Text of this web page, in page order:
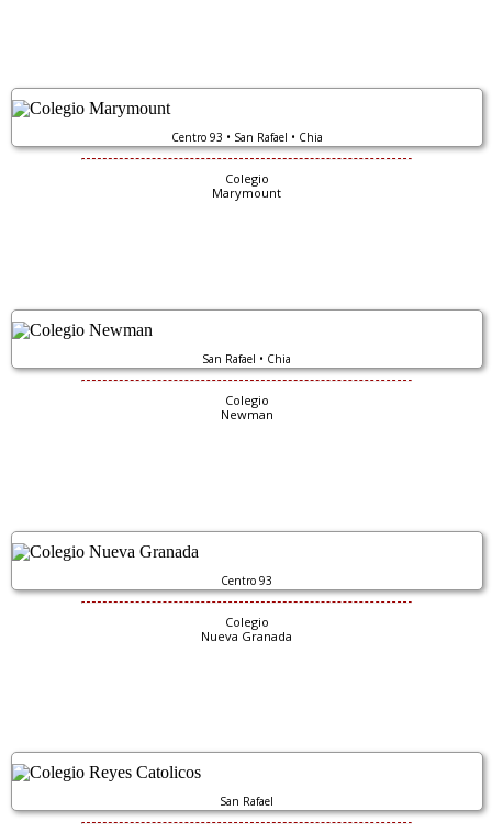
Centro 93 • San Rafael • Chia
Colegio
Marymount
San Rafael • Chia
Colegio
Newman
Centro 93
Colegio
Nueva Granada
San Rafael